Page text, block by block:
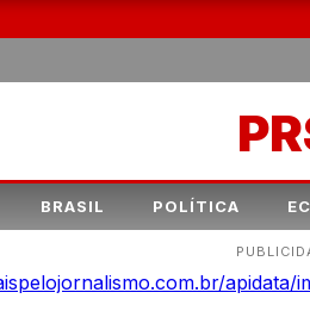
BRASIL POLÍTICA